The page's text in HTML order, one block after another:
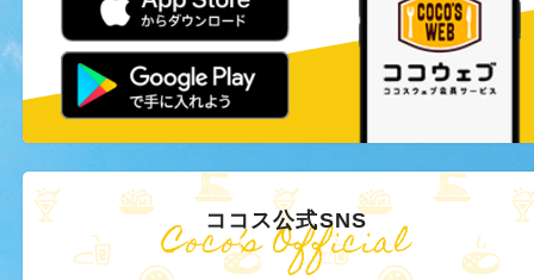
ココス公式SNS
Coco’s Official